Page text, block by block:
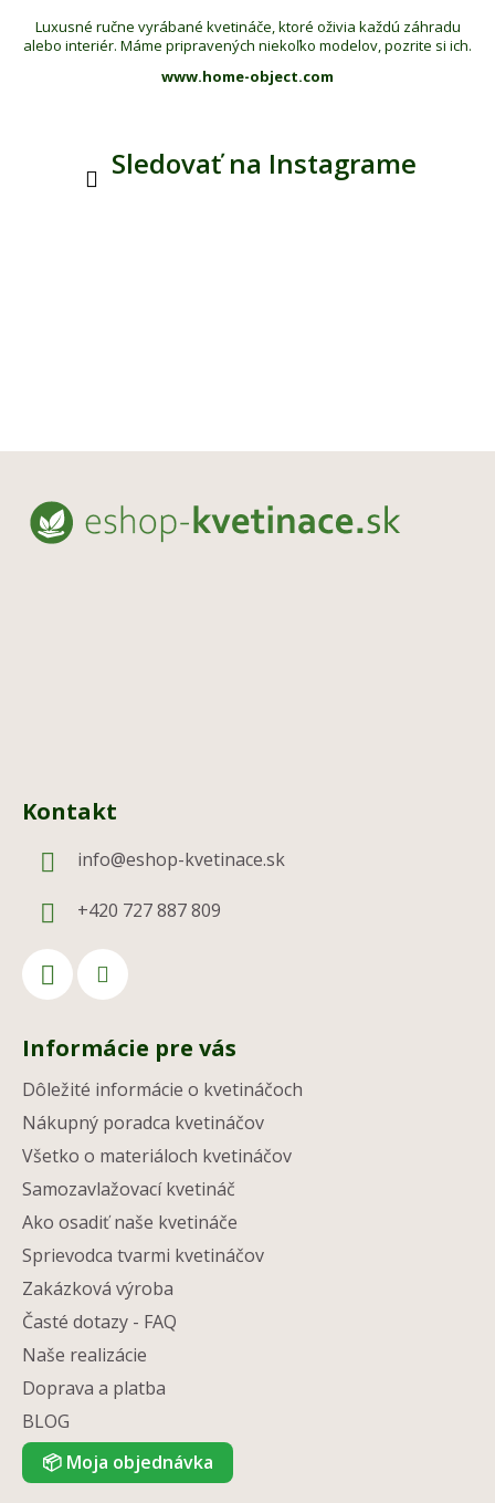
Luxusné ručne vyrábané kvetináče, ktoré oživia každú záhradu
alebo interiér. Máme pripravených niekoľko modelov, pozrite si ich.
www.home-object.com
Sledovať na Instagrame
Kontakt
info@eshop-kvetinace.sk
+420 727 887 809
Informácie pre vás
Dôležité informácie o kvetináčoch
Nákupný poradca kvetináčov
Všetko o materiáloch kvetináčov
Samozavlažovací kvetináč
Ako osadiť naše kvetináče
Sprievodca tvarmi kvetináčov
Zakázková výroba
Časté dotazy - FAQ
Naše realizácie
Doprava a platba
BLOG
📦 Moja objednávka